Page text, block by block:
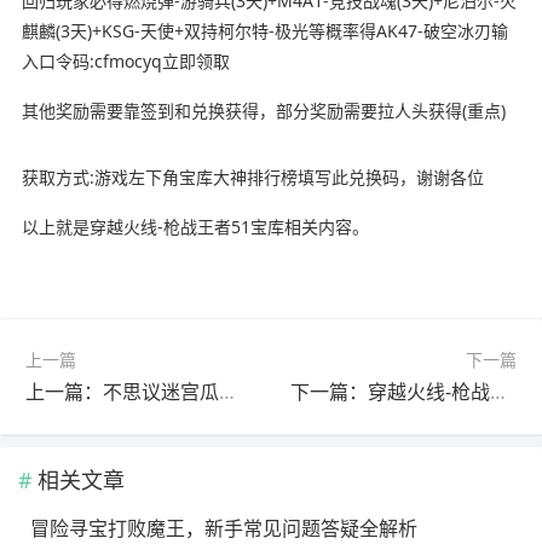
麒麟(3天)+KSG-天使+双持柯尔特-极光等概率得AK47-破空冰刃输
入口令码:cfmocyq立即领取
其他奖励需要靠签到和兑换获得，部分奖励需要拉人头获得(重点)
获取方式:游戏左下角宝库大神排行榜填写此兑换码，谢谢各位
以上就是穿越火线-枪战王者51宝库相关内容。
上一篇
上一篇：不思议迷宫瓜天虎
下一篇
下一篇：穿越火线-枪战王者51宝库
相关文章
冒险寻宝打败魔王，新手常见问题答疑全解析